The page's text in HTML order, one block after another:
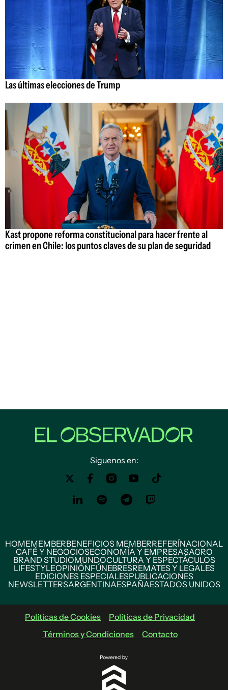
Las últimas elecciones de Trump
Kast propone reforma constitucional para hacer frente al
crimen en Chile: los puntos claves de su plan de seguridad
Siguenos en:
HOMEMEMBERBENEFICIOS MEMBERREFERÍNACIONAL
CAFÉ Y NEGOCIOSECONOMÍA Y EMPRESASAGRO
BRAND STUDIOMUNDOCULTURA Y ESPECTÁCULOS
LIFESTYLEOPINIÓNFÚNEBRESREMATES Y LEGALES
EDICIONES ESPECIALESPUBLICACIONES
NEWSLETTERSARGENTINAESPAÑAESTADOS UNIDOS
Políticas de Cookies
Políticas de Privacidad
Términos y Condiciones
Contacto